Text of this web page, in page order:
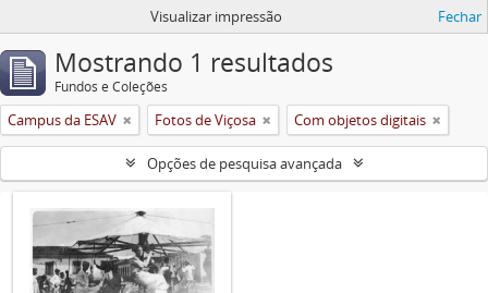
Visualizar impressão Fechar
Mostrando 1 resultados
Fundos e Coleções
Campus da ESAV Fotos de Viçosa Com objetos digitais
Opções de pesquisa avançada